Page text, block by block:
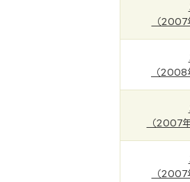
（2007
（2008
（2007
（2007